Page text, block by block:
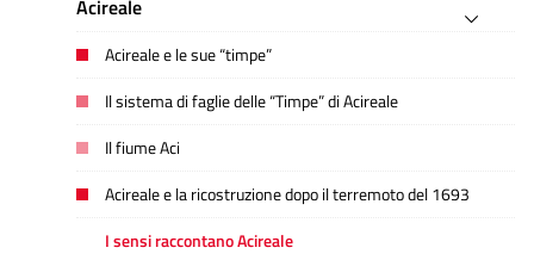
Acireale
Acireale e le sue “timpe”
Il sistema di faglie delle “Timpe” di Acireale
Il fiume Aci
Acireale e la ricostruzione dopo il terremoto del 1693
I sensi raccontano Acireale